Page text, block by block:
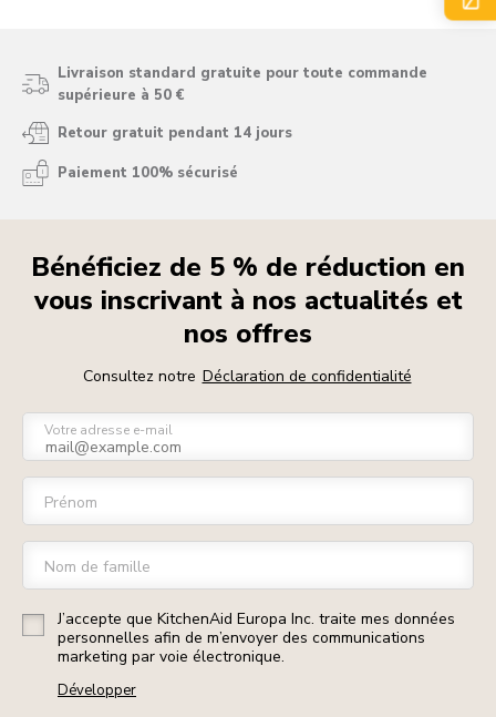
Livraison standard gratuite pour toute commande
supérieure à 50 €
Retour gratuit pendant 14 jours
Paiement 100% sécurisé
Bénéficiez de 5 % de réduction en
vous inscrivant à nos actualités et
nos offres
Consultez notre Déclaration de confidentialité
Votre adresse e-mail
Prénom
Nom de famille
J’accepte que KitchenAid Europa Inc. traite mes données
personnelles afin de m’envoyer des communications
marketing par voie électronique.
Développer